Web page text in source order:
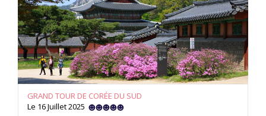
GRAND TOUR DE CORÉE DU SUD
Le 16 Juillet 2025